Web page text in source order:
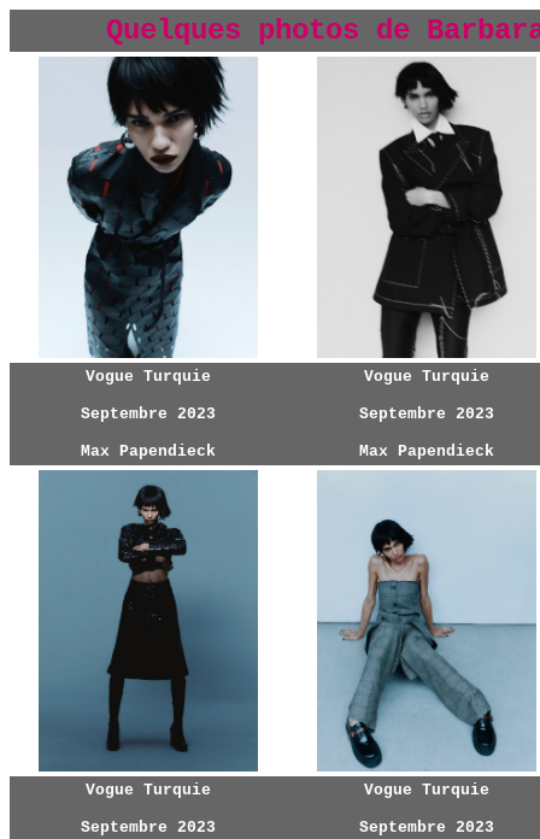
Quelques photos de
Vogue Turquie
Septembre 2023
Max Papendieck
Vogue Turquie
Septembre 2023
Max Papendieck
Vogue Turquie
Septembre 2023
Vogue Turquie
Septembre 2023